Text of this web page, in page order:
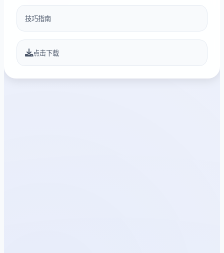
技巧指南
点击下载